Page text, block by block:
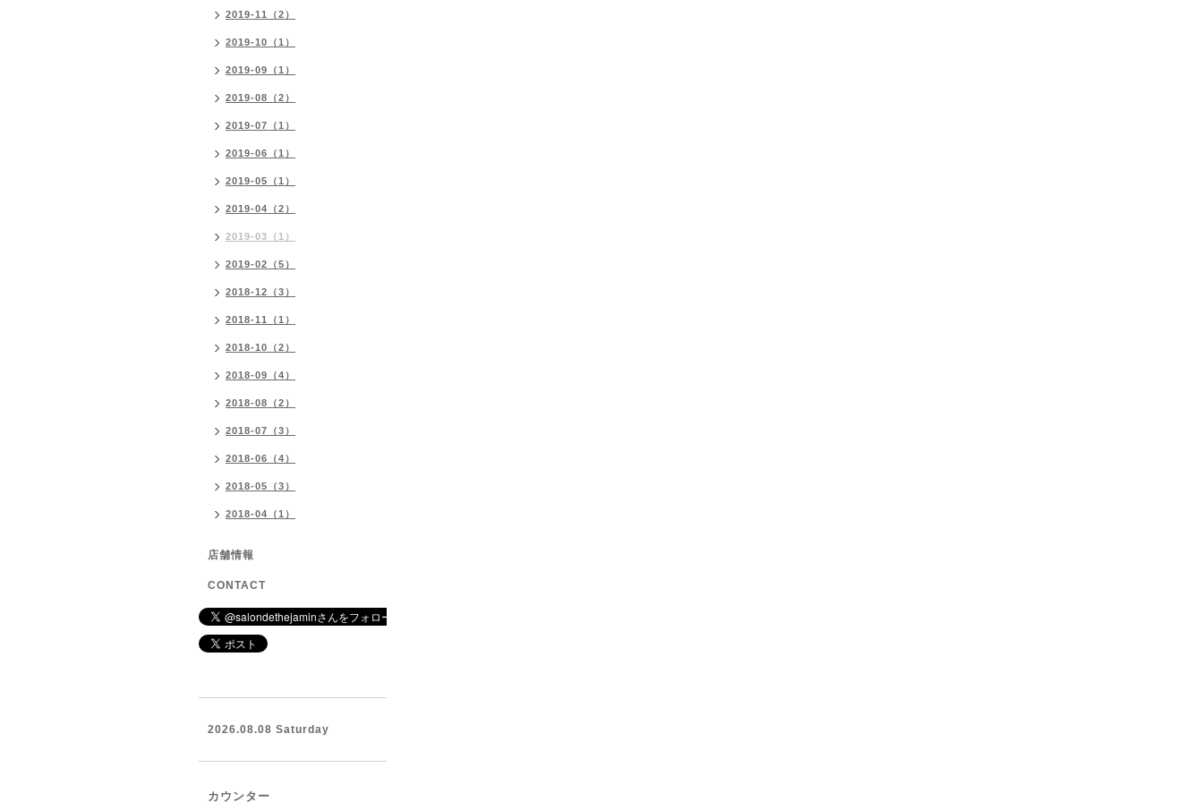
2019-11（2）
2019-10（1）
2019-09（1）
2019-08（2）
2019-07（1）
2019-06（1）
2019-05（1）
2019-04（2）
2019-03（1）
2019-02（5）
2018-12（3）
2018-11（1）
2018-10（2）
2018-09（4）
2018-08（2）
2018-07（3）
2018-06（4）
2018-05（3）
2018-04（1）
店舗情報
CONTACT
2026.08.08 Saturday
カウンター